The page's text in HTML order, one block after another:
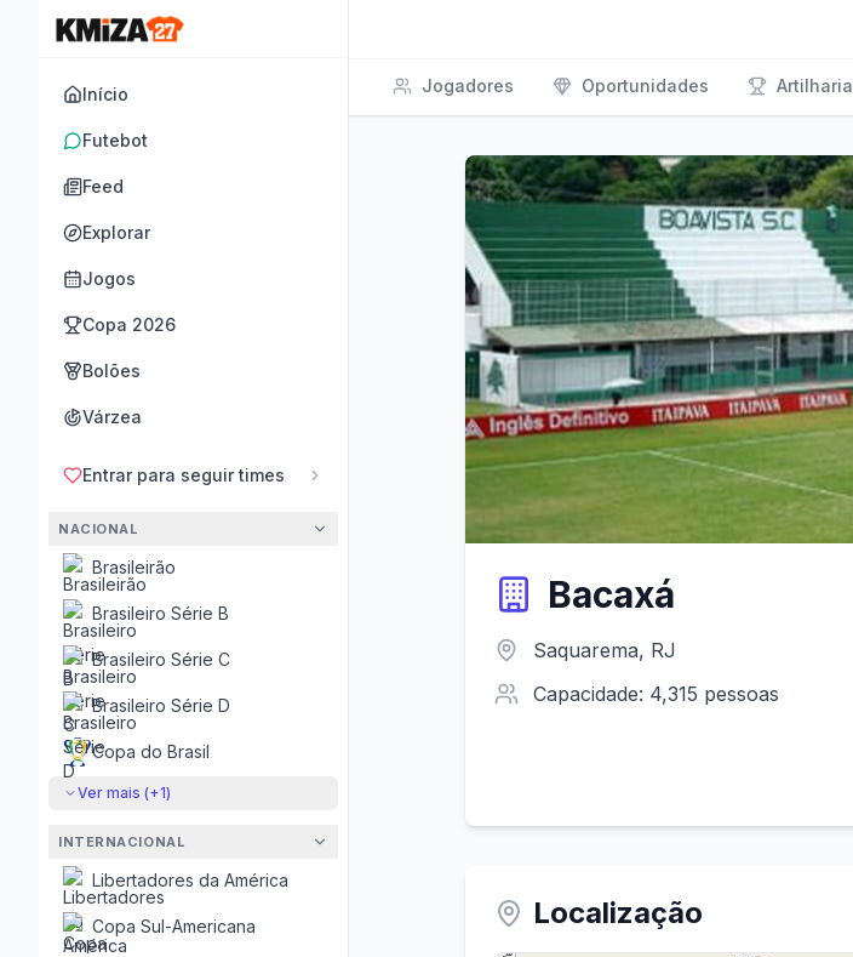
Início
Futebot
Feed
Explorar
Jogos
Copa 2026
Bolões
Várzea
Entrar para seguir times
NACIONAL
Brasileirão
Brasileiro Série B
Brasileiro Série C
Brasileiro Série D
Copa do Brasil
Ver mais (+1)
INTERNACIONAL
Libertadores da América
Copa Sul-Americana
Jogadores Oportunidades Artilharia
Bacaxá
Saquarema, RJ
Capacidade: 4,315 pessoas
Localização